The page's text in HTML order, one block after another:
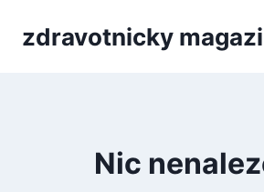
zdravotnicky
Nic